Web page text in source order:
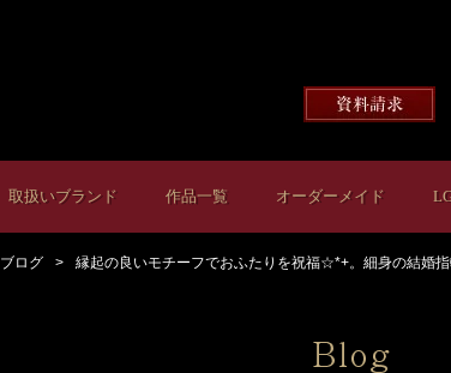
取扱いブランド 作品一覧 オーダーメイド
ブログ 縁起の良いモチーフでおふたりを祝福☆*+。細身の結婚